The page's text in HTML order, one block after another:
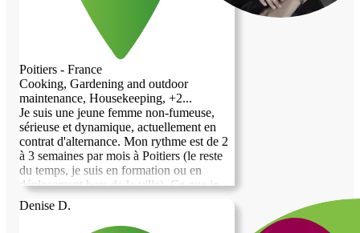
Poitiers - France
Cooking, Gardening and outdoor
maintenance, Housekeeping, +2...
Je suis une jeune femme non-fumeuse,
sérieuse et dynamique, actuellement en
contrat d'alternance. Mon rythme est de 2
à 3 semaines par mois à Poitiers (le reste
du temps, je suis en formation ou en
déplacement hors de la ville). Ce que je
recherche et propose : Je cherche un
hébergement chaleureux pour mes
semaines de présence. En contrepartie, je
Denise D.